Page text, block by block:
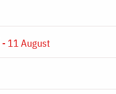
- 11 August